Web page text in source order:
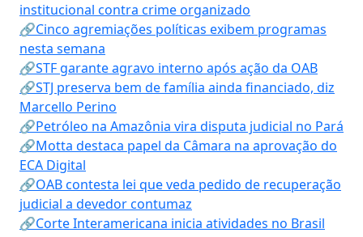
institucional contra crime organizado
🔗Cinco agremiações políticas exibem programas
nesta semana
🔗STF garante agravo interno após ação da OAB
🔗STJ preserva bem de família ainda financiado, diz
Marcello Perino
🔗Petróleo na Amazônia vira disputa judicial no Pará
🔗Motta destaca papel da Câmara na aprovação do
ECA Digital
🔗OAB contesta lei que veda pedido de recuperação
judicial a devedor contumaz
🔗Corte Interamericana inicia atividades no Brasil